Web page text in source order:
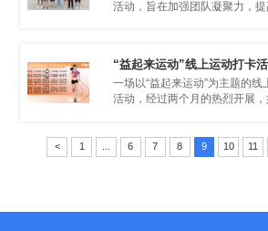
验。
束
< 1 ... 6 7 8 9 10 11